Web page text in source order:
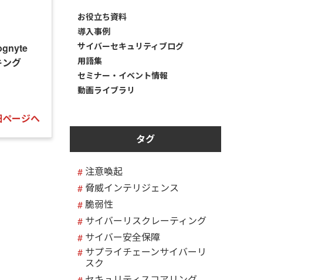
グ
ージへ
お役立ち資料
導入事例
サイバーセキュリティブログ
用語集
セミナー・イベント情報
動画ライブラリ
タグ
注意喚起
脅威インテリジェンス
脆弱性
サイバーリスクレーティング
サイバー安全保障
サプライチェーンサイバーリ
スク